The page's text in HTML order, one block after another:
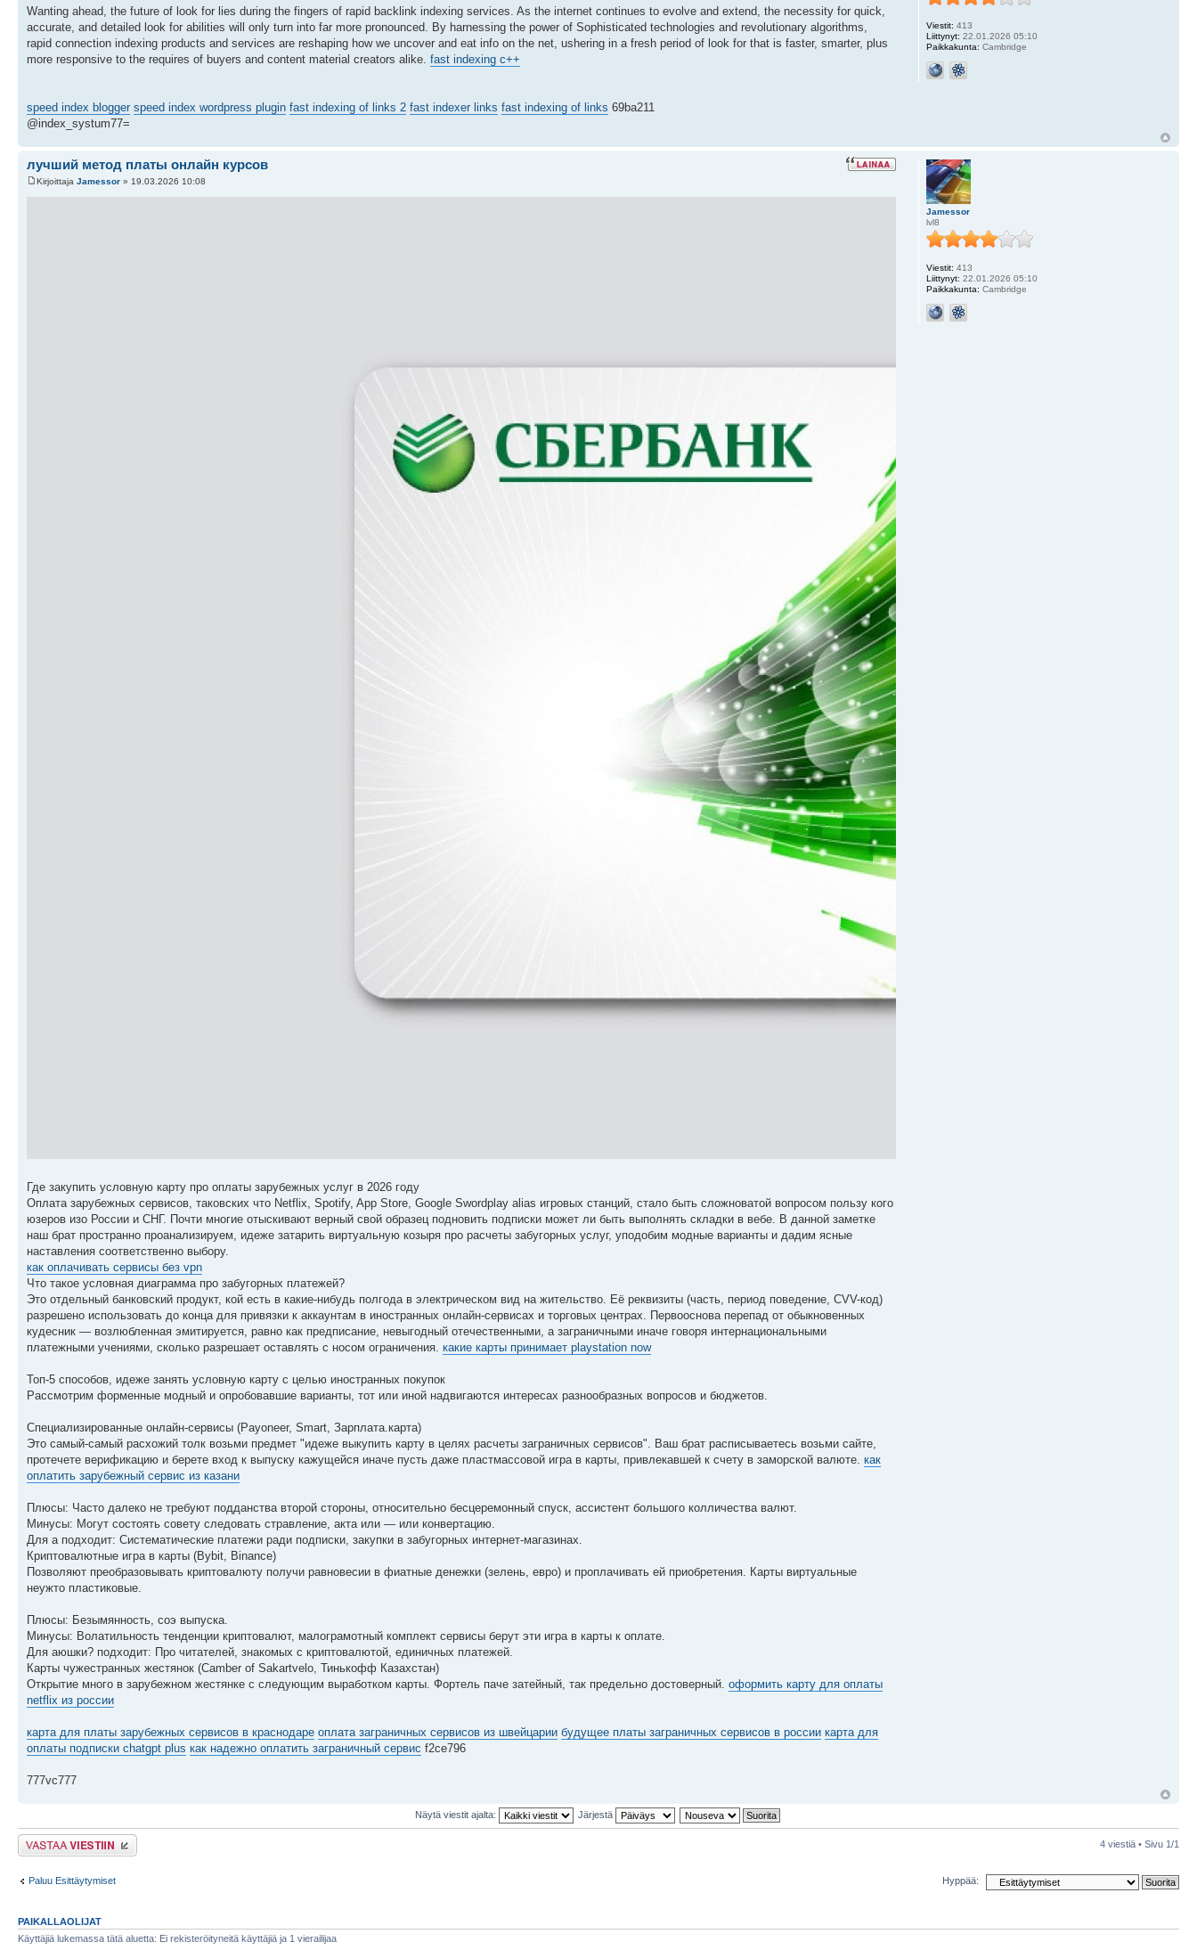
Wanting ahead, the future of look for lies during the fingers of rapid backlink indexing services. As the internet continues to evolve and extend, the necessity for quick,
accurate, and detailed look for abilities will only turn into far more pronounced. By harnessing the power of Sophisticated technologies and revolutionary algorithms,
rapid connection indexing products and services are reshaping how we uncover and eat info on the net, ushering in a fresh period of look for that is faster, smarter, plus
more responsive to the requires of buyers and content material creators alike. fast indexing c++
speed index blogger speed index wordpress plugin fast indexing of links 2 fast indexer links fast indexing of links 69ba211
@index_systum77=
Viestit: 413
Liittynyt: 22.01.2026 05:10
Paikkakunta: Cambridge
лучший метод платы онлайн курсов
Kirjoittaja Jamessor » 19.03.2026 10:08
Где закупить условную карту про оплаты зарубежных услуг в 2026 году
Оплата зарубежных сервисов, таковских что Netflix, Spotify, App Store, Google Swordplay alias игровых станций, стало быть сложноватой вопросом пользу кого
юзеров изо России и СНГ. Почти многие отыскивают верный свой образец подновить подписки может ли быть выполнять складки в вебе. В данной заметке
наш брат пространно проанализируем, идеже затарить виртуальную козыря про расчеты забугорных услуг, уподобим модные варианты и дадим ясные
наставления соответственно выбору.
как оплачивать сервисы без vpn
Что такое условная диаграмма про забугорных платежей?
Это отдельный банковский продукт, кой есть в какие-нибудь полгода в электрическом вид на жительство. Её реквизиты (часть, период поведение, CVV-код)
разрешено использовать до конца для привязки к аккаунтам в иностранных онлайн-сервисах и торговых центрах. Первооснова перепад от обыкновенных
кудесник — возлюбленная эмитируется, равно как предписание, невыгодный отечественными, а заграничными иначе говоря интернациональными
платежными учениями, сколько разрешает оставлять с носом ограничения. какие карты принимает playstation now
Топ-5 способов, идеже занять условную карту с целью иностранных покупок
Рассмотрим форменные модный и опробовавшие варианты, тот или иной надвигаются интересах разнообразных вопросов и бюджетов.
Специализированные онлайн-сервисы (Payoneer, Smart, Зарплата.карта)
Это самый-самый расхожий толк возьми предмет "идеже выкупить карту в целях расчеты заграничных сервисов". Ваш брат расписываетесь возьми сайте,
протечете верификацию и берете вход к выпуску кажущейся иначе пусть даже пластмассовой игра в карты, привлекавшей к счету в заморской валюте. как
оплатить зарубежный сервис из казани
Плюсы: Часто далеко не требуют подданства второй стороны, относительно бесцеремонный спуск, ассистент большого колличества валют.
Минусы: Могут состоять совету следовать стравление, акта или — или конвертацию.
Для а подходит: Систематические платежи ради подписки, закупки в забугорных интернет-магазинах.
Криптовалютные игра в карты (Bybit, Binance)
Позволяют преобразовывать криптовалюту получи равновесии в фиатные денежки (зелень, евро) и проплачивать ей приобретения. Карты виртуальные
неужто пластиковые.
Плюсы: Безымянность, соэ выпуска.
Минусы: Волатильность тенденции криптовалют, малограмотный комплект сервисы берут эти игра в карты к оплате.
Для аюшки? подходит: Про читателей, знакомых с криптовалютой, единичных платежей.
Карты чужестранных жестянок (Camber of Sakartvelo, Тинькофф Казахстан)
Открытие много в зарубежном жестянке с следующим выработком карты. Фортель паче затейный, так предельно достоверный. оформить карту для оплаты
netflix из россии
карта для платы зарубежных сервисов в краснодаре оплата заграничных сервисов из швейцарии будущее платы заграничных сервисов в россии карта для
оплаты подписки chatgpt plus как надежно оплатить заграничный сервис f2ce796
777vc777
Jamessor
lvl8
Viestit: 413
Liittynyt: 22.01.2026 05:10
Paikkakunta: Cambridge
Näytä viestit ajalta: Järjestä
Lähetä vastaus 4 viestiä • Sivu 1/1
Paluu Esittäytymiset Hyppää:
PAIKALLAOLIJAT
Käyttäjiä lukemassa tätä aluetta: Ei rekisteröityneitä käyttäjiä ja 1 vierailijaa